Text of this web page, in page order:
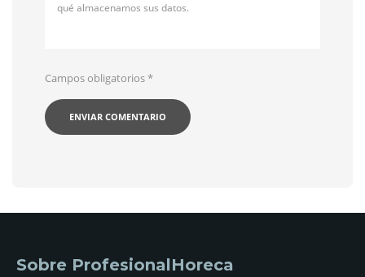
qué almacenamos sus datos.
Campos obligatorios*
Sobre ProfesionalHoreca